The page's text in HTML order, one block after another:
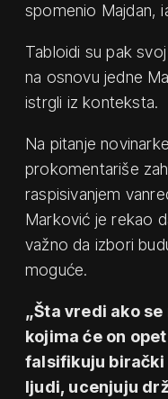
spomenio Majdan,
Tabloidi su pak
na osnovu jedne
istrgli iz konteksta.
Na pitanje
prokomentariše
raspisivanjem
Marković je rekao
važno da izbori
moguće.
„Šta vredi ako
kojima će on
falsifikuju birački
ljudi, ucenjuju